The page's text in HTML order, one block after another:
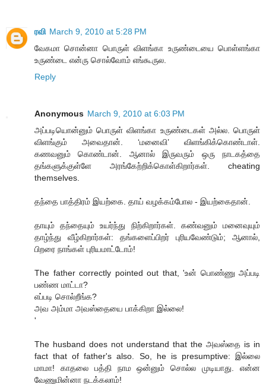
ரவி March 9, 2010 at 5:28 PM
வேகமா சொன்னா பொருள் விளங்கா உருண்டையை பொள்ளங்கா
உருண்டை என்ரு சொல்வோம் எங்கூருல.
Reply
Anonymous March 9, 2010 at 6:03 PM
அப்படியொன்னும் பொருள் விளங்கா உருண்டைகள் அல்ல. பொருள்
விளங்கும் அவைதான். ‘மனைவி’ விளங்கிக்கொண்டாள்.
கணவனும் கொண்டான். ஆனால் இருவரும் ஒரு நாடகத்தை
தங்களுக்குள்ளே அரங்கேற்றிக்கொள்கிறார்கள். cheating
themselves.
தந்தை பாத்திரம் இயற்கை. தாய் வழக்கம்போல - இயற்கைதான்.
தாயும் தந்தையும் உயர்ந்து நிற்கிறார்கள். கண்வனும் மனைவுயும்
தாழ்ந்து வீழ்கிறார்கள்: தங்களைப்பிறர் புரியவேண்டும்; ஆனால்,
பிறரை நாங்கள் புரியமாட்டோம்!
The father correctly pointed out that, 'உன் பொண்ணு அப்படி
பண்ண மாட்டா?
எப்படி சொல்றீங்க?
அவ அம்மா அவஸ்தையை பாக்கிறா இல்லை!
'
The husband does not understand that the அவஸ்தை is in
fact that of father's also. So, he is presumptive: இல்லை
மாமா! காதலை பத்தி நாம ஒன்னும் சொல்ல முடியாது. என்ன
வேணுமின்னா நடக்கலாம்!